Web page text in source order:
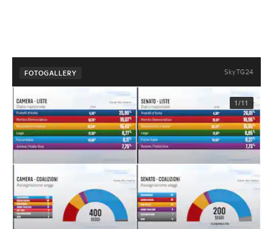
FOTOGALLERY Sky TG24
1/11